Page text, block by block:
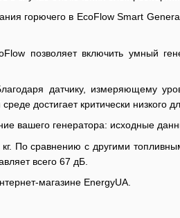
горючего в EcoFlow Smart
позволяет включить умный
датчику, измеряющему
достигает критически низкого
вашего генератора: исходные
По сравнению с другими
всего 67 дБ.
магазине EnergyUA